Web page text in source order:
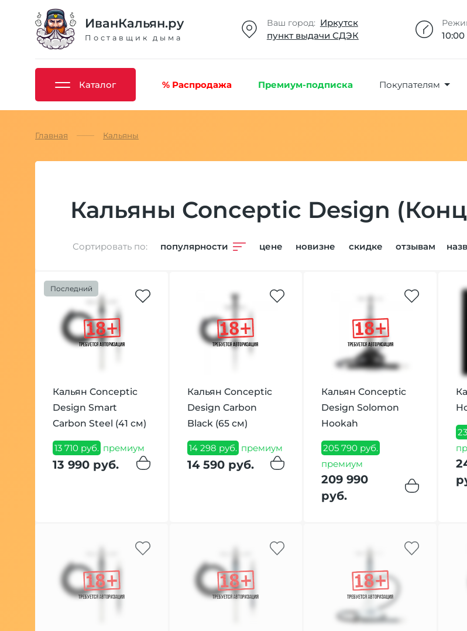
ИванКальян.ру
Поставщик дыма
Ваш город: Иркутск
пункт выдачи СДЭК
Каталог % Распродажа Премиум-подписка Покупателям
Товар добавлен в избранное
Добавлено максимальное кол-во
Главная Кальяны
Кальяны Conceptic Design
Сортировать по: популярности цене новизне скидке отзывам
Последний
Кальян Conceptic
Design Smart
Carbon Steel (41 см)
13 710 руб. премиум
13 990 руб.
Кальян Conceptic
Design Carbon
Black (65 см)
14 298 руб. премиум
14 590 руб.
Кальян Conceptic
Design Solomon
Hookah
205 790 руб.
премиум
209 990
руб.